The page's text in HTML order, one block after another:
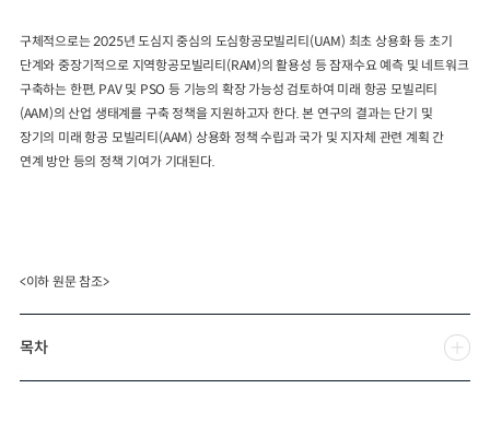
구체적으로는2025년 도심지 중심의 도심항공모빌리티 (UAM) 최초 상용화 등 초기
단계와 중장기적으로 지역항공모빌리티 (RAM)의 활용성 등 잠재수요 예측 및 네트워크
구축하는 한편, PAV 및 PSO 등 기능의 확장 가능성 검토하여 미래 항공 모빌리티
(AAM)의 산업 생태계를 구축 정책을 지원하고자 한다.본 연구의 결과는 단기 및
장기의 미래 항공 모빌리티 (AAM) 상용화 정책 수립과 국가 및 지자체 관련 계획 간
연계 방안 등의 정책 기여가 기대된다.
<이하 원문 참조>
목차